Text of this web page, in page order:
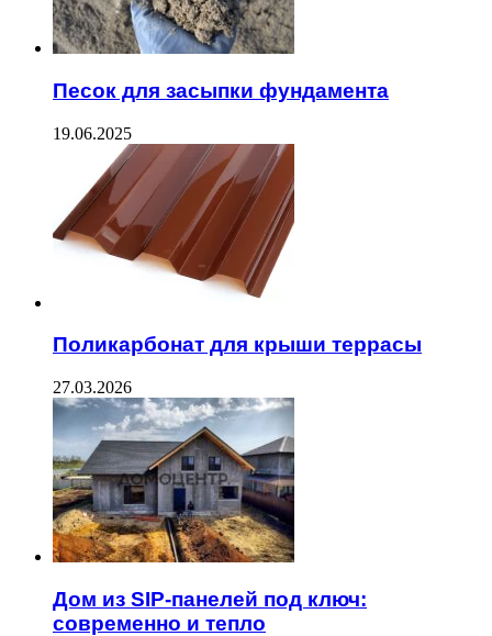
Песок для засыпки фундамента
19.06.2025
Поликарбонат для крыши террасы
27.03.2026
Дом из SIP-панелей под ключ:
современно и тепло